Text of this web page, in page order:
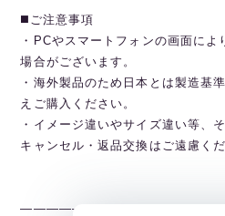
◼️ご注意事項
・PCやスマートフォンの画面に
場合がございます。
・海外製品のため日本とは製造基
えご購入ください。
・イメージ違いやサイズ違い等、
キャンセル・返品交換はご遠慮くだ
———————————————